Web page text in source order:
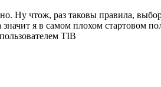
Ну чтож, раз таковы правила,
я в самом плохом стартовом
TIB